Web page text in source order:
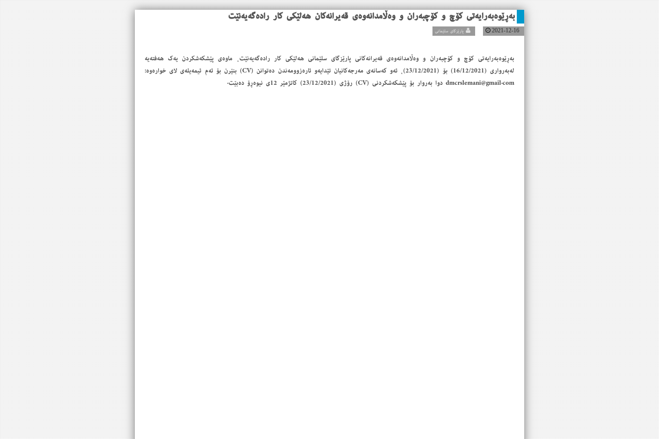
بەڕێوەبەرایەتی كۆچ و كۆچبەران و وەڵامدانەوەی قەیرانەكان هەلێكی كار رادەگەیەنێت
2021-12-16
بەڕێوەبەرایەتی كۆچ و كۆچبەران و وەڵامدانەوەی قەیرانەكانی پارێزگای سلێمانی هەلێكی كار رادەگەیەنێت، ماوەی پێشكەشكردن یەك هەفتەیە
لەبەرواری (16/12/2021) بۆ (23/12/2021)، ئەو كەسانەی مەرجەكانیان تێدایەو ئارەزوومەندن دەتوانن (CV) بنێرن بۆ ئەم ئیمەیلەی لای خوارەوە:
dmcrslemani@gmail.com دوا به‌روار بۆ پێشكه‌شكردنی (CV) رۆژی (23/12/2021) كاتژمێر 12ی نیوەڕۆ ده‌بێت.